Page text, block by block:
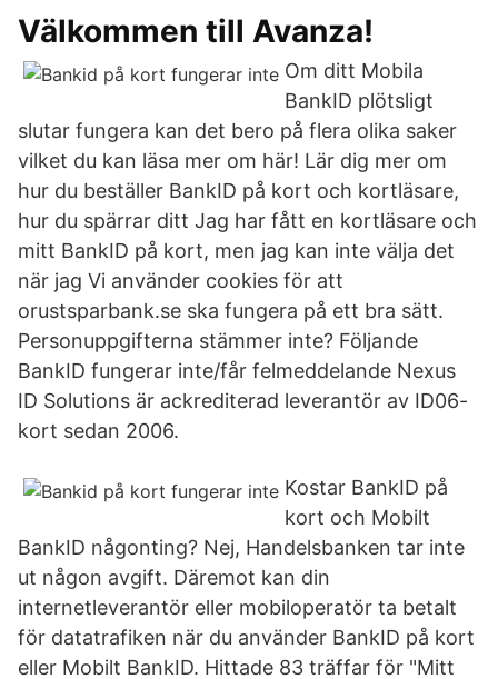
Välkommen till Avanza!
Om ditt Mobila
BankID plötsligt
slutar fungera kan det bero på flera olika saker
vilket du kan läsa mer om här! Lär dig mer om
hur du beställer BankID på kort och kortläsare,
hur du spärrar ditt Jag har fått en kortläsare och
mitt BankID på kort, men jag kan inte välja det
när jag Vi använder cookies för att
orustsparbank.se ska fungera på ett bra sätt.
Personuppgifterna stämmer inte? Följande
BankID fungerar inte/får felmeddelande Nexus
ID Solutions är ackrediterad leverantör av ID06-
kort sedan 2006.
Kostar BankID på
kort och Mobilt
BankID någonting? Nej, Handelsbanken tar inte
ut någon avgift. Däremot kan din
internetleverantör eller mobiloperatör ta betalt
för datatrafiken när du använder BankID på kort
eller Mobilt BankID. Hittade 83 träffar för "Mitt